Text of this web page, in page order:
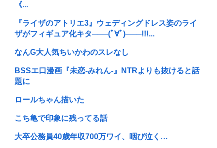
《...
『ライザのアトリエ3』ウェディングドレス姿のライ
ザがフィギュア化キタ───(ﾟ∀ﾟ)───!!!...
なんG大人気ちいかわのスレなし
BSSエ口漫画『未恋-みれん-』NTRよりも抜けると話
題に
ロールちゃん描いた
こち亀で印象に残ってる話
大卒公務員40歳年収700万ワイ、咽び泣く…